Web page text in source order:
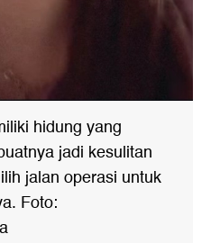
hidung yang
jadi kesulitan
jalan operasi untuk
Foto: